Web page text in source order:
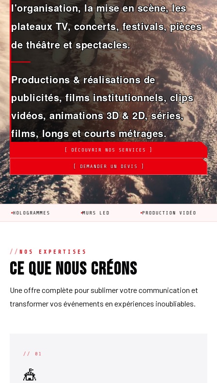
l'organisation, la mise en scène, les
plateaux TV, concerts, festivals, pièces
de théâtre et spectacles.
Productions & réalisations de
publicités, films institutionnels, clips
vidéos, animations 3D & 2D, séries,
films, longs et courts métrages.
[ DÉCOUVRIR NOS SERVICES ]
[ DEMANDER UN DEVIS ]
PRODUCTION VIDÉO
NOS EXPERTISES
Ce que nous créons
Une offre complète pour sublimer votre communication et
transformer vos événements en expériences inoubliables.
// 01
🎪